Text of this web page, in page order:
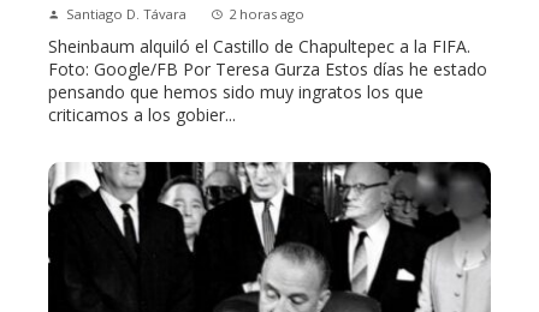
Santiago D. Távara 2 horas ago
Sheinbaum alquiló el Castillo de Chapultepec a la FIFA.
Foto: Google/FB Por Teresa Gurza Estos días he estado
pensando que hemos sido muy ingratos los que
criticamos a los gobier...